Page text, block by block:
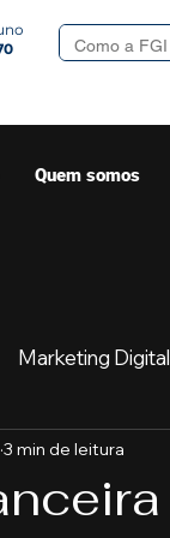
Quem somos
Marketing Digital
3 min de leitura